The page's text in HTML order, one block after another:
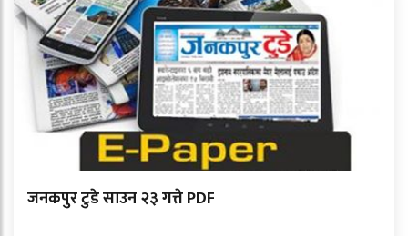
जनकपुर टुडे साउन २३ गत्ते PDF